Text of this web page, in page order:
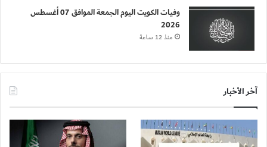
وفيات الكويت اليوم الجمعة الموافق 07 أغسطس
2026
منذ 12 ساعة
آخر الأخبار